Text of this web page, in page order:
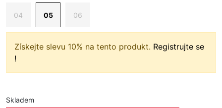
04 05 06
Získejte slevu 10% na tento produkt. Registrujte se
!
Skladem